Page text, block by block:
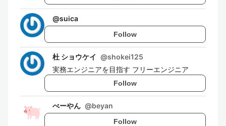
@suica
Follow
杜 ショウケイ @shokei125
実務エンジニアを目指す フリーエンジニア
Follow
べーやん @beyan
Follow